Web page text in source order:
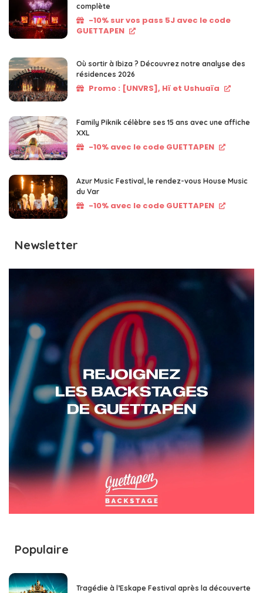
complète
-10% sur vos pass 5J avec le code
GUETTAPEN
Où sortir à Ibiza ? Découvrez notre analyse des
résidences 2026
Promo : [UNVRS], Hï et Ushuaïa
Family Piknik célèbre ses 15 ans avec une affiche
XXL
-10% avec le code GUETTAPEN
Azur Music Festival, le rendez-vous House Music
du Var
-10% avec le code GUETTAPEN
Newsletter
Populaire
Tragédie à l’Eskape Festival après la découverte